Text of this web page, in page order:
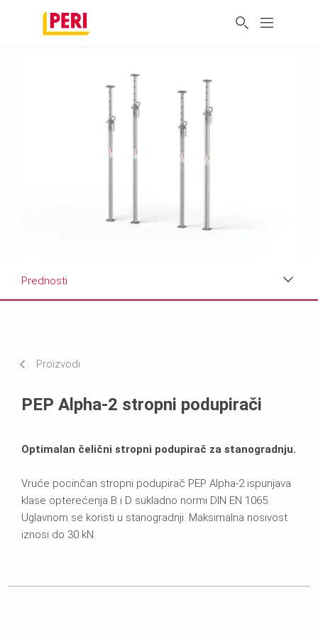
Prednosti
Proizvodi
PEP Alpha-2 stropni podupirači
Optimalan čelični stropni podupirač za stanogradnju.
Vruće pocinčan stropni podupirač PEP Alpha-2 ispunjava
klase opterećenja B i D sukladno normi DIN EN 1065.
Uglavnom se koristi u stanogradnji. Maksimalna nosivost
iznosi do 30 kN.